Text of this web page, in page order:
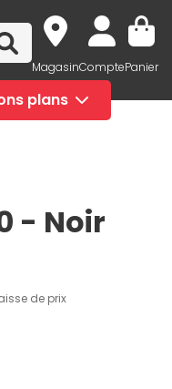
MagasinComptePanier
plans
- Noir
de prix